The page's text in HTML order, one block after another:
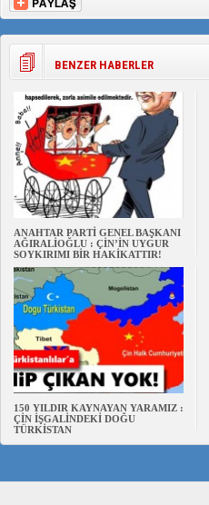
BENZER HABERLER
ANAHTAR PARTİ GENEL BAŞKANI
AĞIRALİOĞLU : ÇİN’İN UYGUR
SOYKIRIMI BİR HAKİKATTIR!
150 YILDIR KAYNAYAN YARAMIZ :
ÇİN İŞGALİNDEKİ DOĞU
TÜRKİSTAN